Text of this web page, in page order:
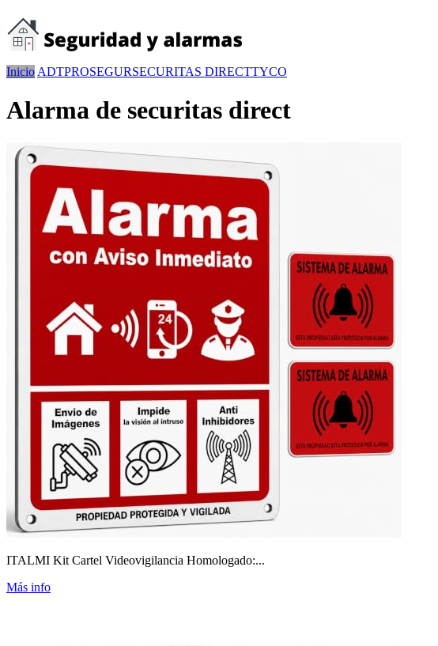
Inicio ADTPROSEGURSECURITAS DIRECTTYCO
Alarma de securitas direct
ITALMI Kit Cartel Videovigilancia Homologado:...
Más info